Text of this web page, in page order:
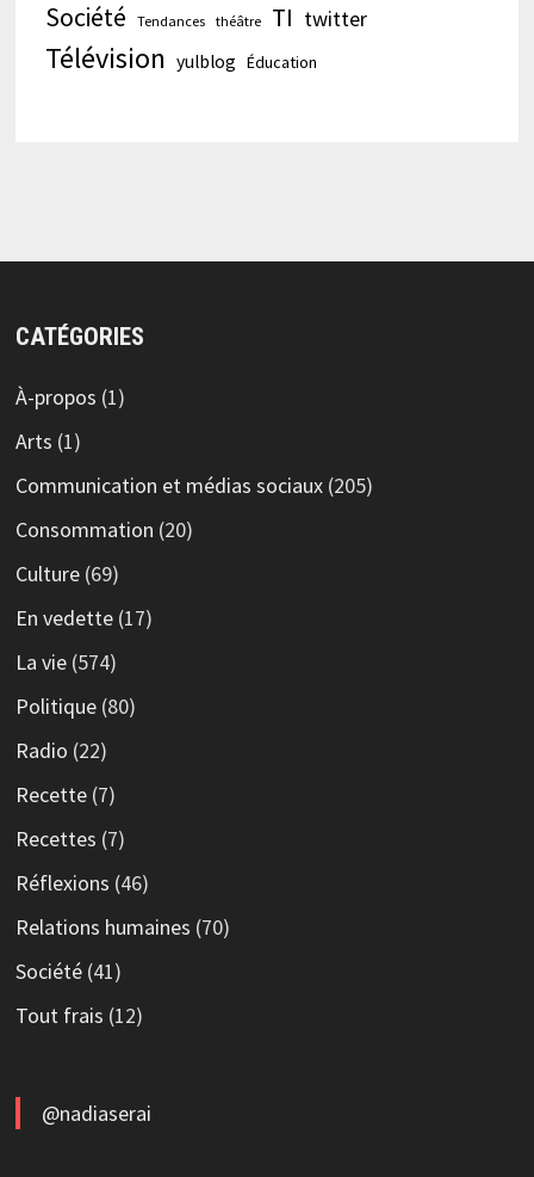
Société Tendances théâtre TI twitter
Télévision yulblog Éducation
CATÉGORIES
À-propos (1)
Arts (1)
Communication et médias sociaux(205)
Consommation (20)
Culture(69)
En vedette(17)
La vie(574)
Politique(80)
Radio (22)
Recette(7)
Recettes (7)
Réflexions (46)
Relations humaines (70)
Société(41)
Tout frais (12)
@nadiaserai